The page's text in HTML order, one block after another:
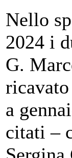
Nello
2024 i
G.
a
citati –